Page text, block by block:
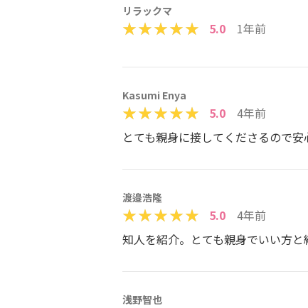
リラックマ
5.0 1年前
Kasumi Enya
5.0
4年前
とても親身に接してくださるので安
渡邉浩隆
5.0
4年前
知人を紹介。とても親身でいい方と
浅野智也